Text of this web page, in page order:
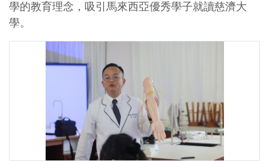
學的教育理念，吸引馬來西亞優秀學子就讀慈濟大
學。